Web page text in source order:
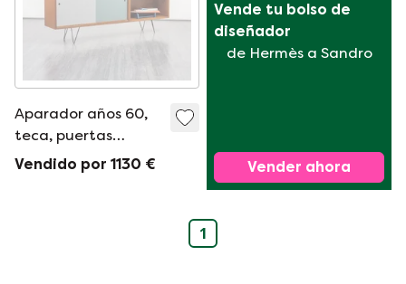
Aparador años 60,
teca, puertas
reversibles de
colores, 185 cm
Vendido por 1130 €
Vende tu bolso de
diseñador
de Hermès a Sandro
Vender ahora
1